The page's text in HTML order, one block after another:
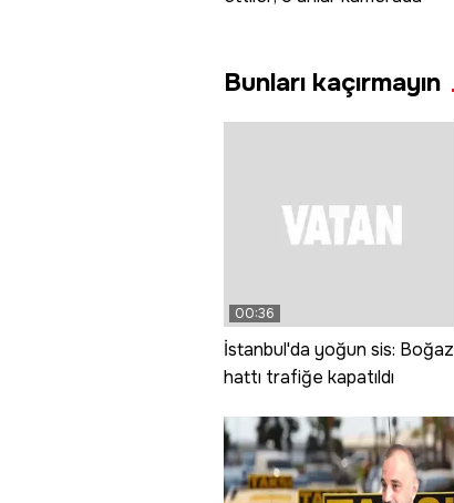
Bunları kaçırmayın
00:36
İstanbul'da yoğun sis: Boğaz
hattı trafiğe kapatıldı